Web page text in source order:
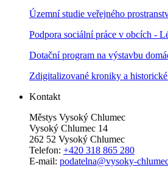
Územní studie veřejného
Podpora sociální práce v obcích -
Dotační program na výstavbu
Zdigitalizované kroniky a
Kontakt
Městys Vysoký Chlumec
Vysoký Chlumec 14
262 52 Vysoký Chlumec
Telefon: +420 318 865 280
E-mail: podatelna@vysoky-